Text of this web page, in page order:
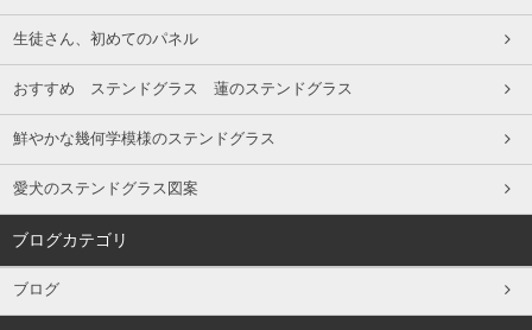
生徒さん、初めてのパネル
おすすめ ステンドグラス 蓮のステンドグラス
鮮やかな幾何学模様のステンドグラス
愛犬のステンドグラス図案
ブログカテゴリ
ブログ